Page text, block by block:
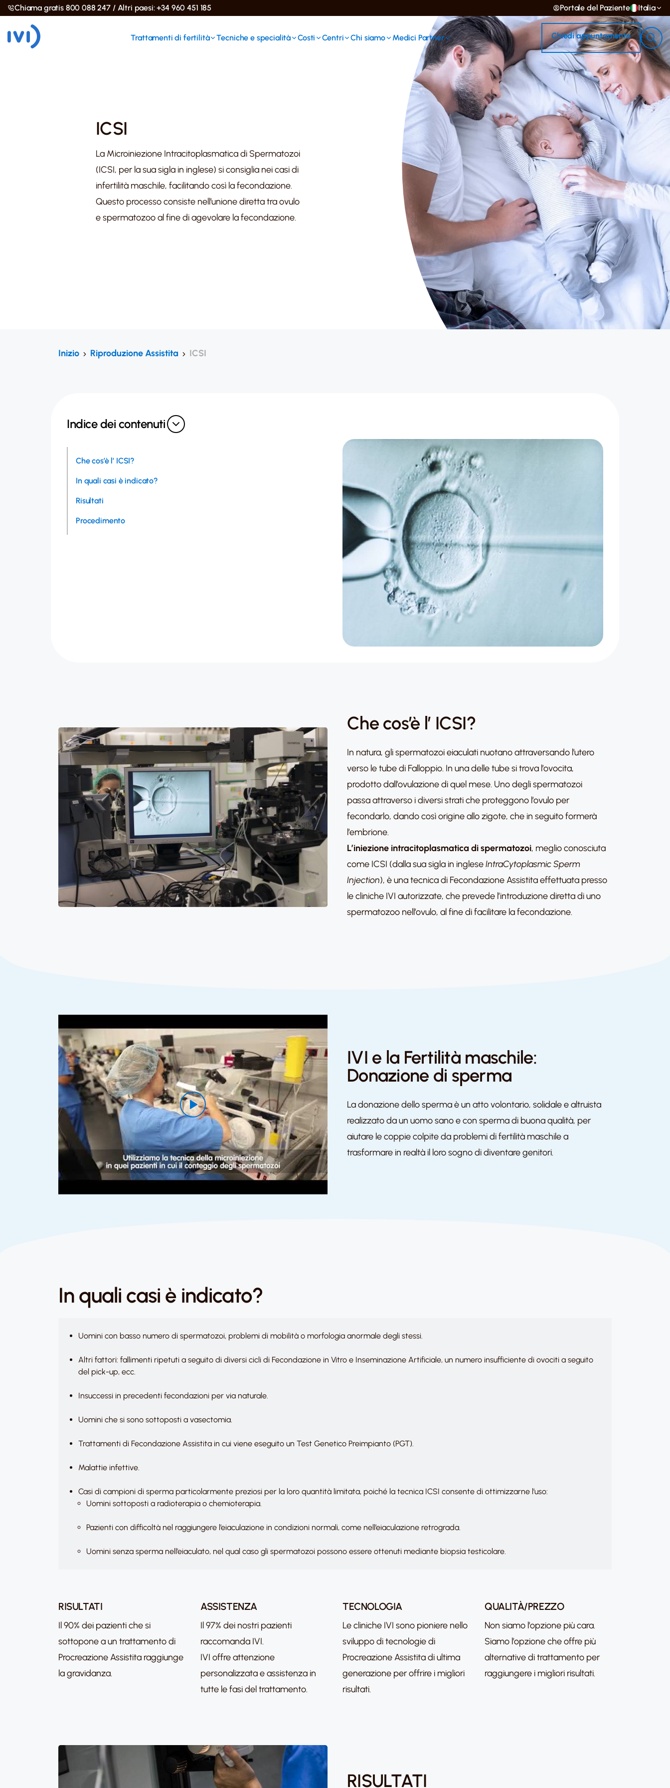
Chiama gratis 800 088 247 / Altri paesi: +34 960 451 185 Portale del Paziente Italia
Trattamenti di fertilità Tecniche e specialità Costi Centri Chi siamo Medici Partner Chiedi appuntamento
ICSI
La Microiniezione Intracitoplasmatica di Spermatozoi
(ICSI, per la sua sigla in inglese) si consiglia nei casi di
infertilità maschile, facilitando così la fecondazione.
Questo processo consiste nell’unione diretta tra ovulo
e spermatozoo al fine di agevolare la fecondazione.
Inizio Riproduzione Assistita ICSI
Indice dei contenuti
Che cos’è l’ ICSI?
In quali casi è indicato?
Risultati
Procedimento
Che cos’è l’ ICSI?
In natura, gli spermatozoi eiaculati nuotano attraversando l’utero
verso le tube di Falloppio. In una delle tube si trova l’ovocita,
prodotto dall’ovulazione di quel mese. Uno degli spermatozoi
passa attraverso i diversi strati che proteggono l’ovulo per
fecondarlo, dando così origine allo zigote, che in seguito formerà
l’embrione.
L’iniezione intracitoplasmatica di spermatozoi, meglio conosciuta
come ICSI (dalla sua sigla in ingleseIntraCytoplasmic Sperm
Injection), è una tecnica di Fecondazione Assistita effettuata presso
le cliniche IVI autorizzate, che prevede l’introduzione diretta di uno
spermatozoo nell’ovulo, al fine di facilitare la fecondazione.
IVI e la Fertilità maschile:
Donazione di sperma
La donazione dello sperma è un atto volontario, solidale e altruista
realizzato da un uomo sano e con sperma di buona qualità, per
aiutare le coppie colpite da problemi di fertilità maschile a
trasformare in realtà il loro sogno di diventare genitori.
In quali casi è indicato?
Uomini con basso numero di spermatozoi, problemi di mobilità o morfologia anormale degli stessi.
Altri fattori: fallimenti ripetuti a seguito di diversi cicli di Fecondazione in Vitro e Inseminazione Artificiale, un numero insufficiente di ovociti a seguito
del pick-up, ecc.
Insuccessi in precedenti fecondazioni per via naturale.
Uomini che si sono sottoposti a vasectomia.
Trattamenti di Fecondazione Assistita in cui viene eseguito un Test Genetico Preimpianto (PGT).
Malattie infettive.
Casi di campioni di sperma particolarmente preziosi per la loro quantità limitata, poiché la tecnica ICSI consente di ottimizzarne l’uso:
Uomini sottoposti a radioterapia o chemioterapia.
Pazienti con difficoltà nel raggiungere l’eiaculazione in condizioni normali, come nell’eiaculazione retrograda.
Uomini senza sperma nell’eiaculato, nel qual caso gli spermatozoi possono essere ottenuti mediante biopsia testicolare.
RISULTATI
Il 90% dei pazienti che si
sottopone a un trattamento di
Procreazione Assistita raggiunge
la gravidanza.
ASSISTENZA
Il 97% dei nostri pazienti
raccomanda IVI.
IVI offre attenzione
personalizzata e assistenza in
tutte le fasi del trattamento.
TECNOLOGIA
Le cliniche IVI sono pioniere nello
sviluppo di tecnologie di
Procreazione Assistita di ultima
generazione per offrire i migliori
risultati.
QUALITÀ/PREZZO
Non siamo l’opzione più cara.
Siamo l’opzione che offre più
alternative di trattamento per
raggiungere i migliori risultati.
RISULTATI